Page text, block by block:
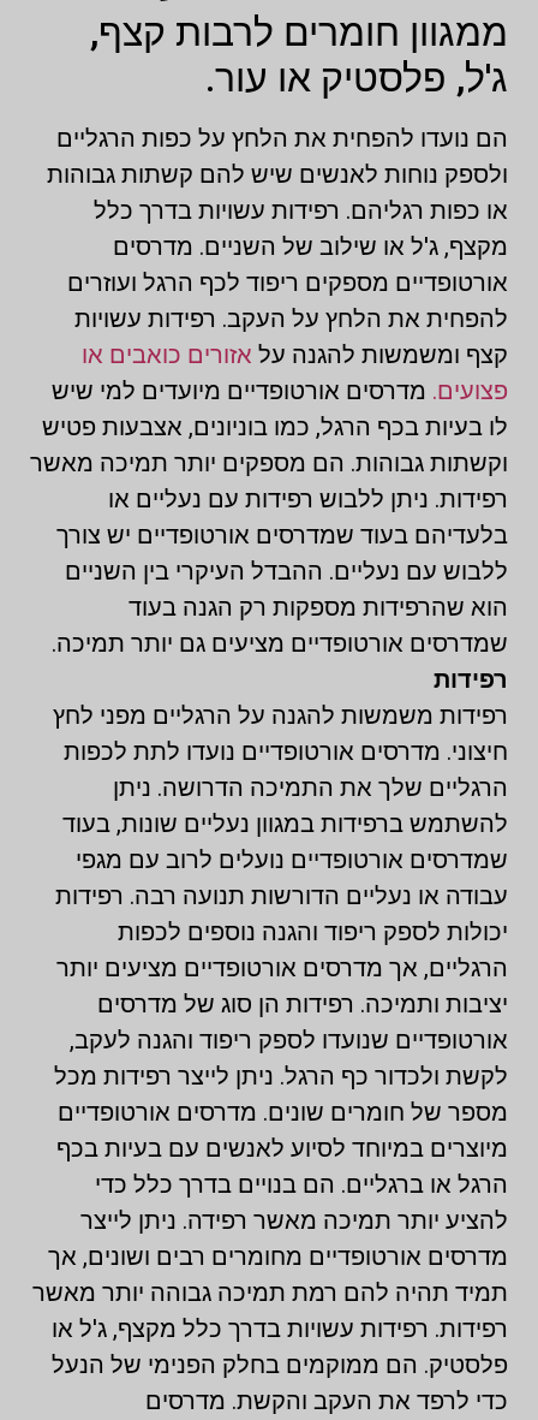
ממגוון חומרים לרבות קצף,
ג'ל, פלסטיק או עור.
הם נועדו להפחית את הלחץ על כפות הרגליים
ולספק נוחות לאנשים שיש להם קשתות גבוהות
או כפות רגליהם. רפידות עשויות בדרך כלל
מקצף, ג'ל או שילוב של השניים. מדרסים
אורטופדיים מספקים ריפוד לכף הרגל ועוזרים
להפחית את הלחץ על העקב. רפידות עשויות
קצף ומשמשות להגנה על אזורים כואבים או
פצועים. מדרסים אורטופדיים מיועדים למי שיש
לו בעיות בכף הרגל, כמו בוניונים, אצבעות פטיש
וקשתות גבוהות. הם מספקים יותר תמיכה מאשר
רפידות. ניתן ללבוש רפידות עם נעליים או
בלעדיהם בעוד שמדרסים אורטופדיים יש צורך
ללבוש עם נעליים. ההבדל העיקרי בין השניים
הוא שהרפידות מספקות רק הגנה בעוד
שמדרסים אורטופדיים מציעים גם יותר תמיכה.
רפידות
רפידות משמשות להגנה על הרגליים מפני לחץ
חיצוני. מדרסים אורטופדיים נועדו לתת לכפות
הרגליים שלך את התמיכה הדרושה. ניתן
להשתמש ברפידות במגוון נעליים שונות, בעוד
שמדרסים אורטופדיים נועלים לרוב עם מגפי
עבודה או נעליים הדורשות תנועה רבה. רפידות
יכולות לספק ריפוד והגנה נוספים לכפות
הרגליים, אך מדרסים אורטופדיים מציעים יותר
יציבות ותמיכה. רפידות הן סוג של מדרסים
אורטופדיים שנועדו לספק ריפוד והגנה לעקב,
לקשת ולכדור כף הרגל. ניתן לייצר רפידות מכל
מספר של חומרים שונים. מדרסים אורטופדיים
מיוצרים במיוחד לסיוע לאנשים עם בעיות בכף
הרגל או ברגליים. הם בנויים בדרך כלל כדי
להציע יותר תמיכה מאשר רפידה. ניתן לייצר
מדרסים אורטופדיים מחומרים רבים ושונים, אך
תמיד תהיה להם רמת תמיכה גבוהה יותר מאשר
רפידות. רפידות עשויות בדרך כלל מקצף, ג'ל או
פלסטיק. הם ממוקמים בחלק הפנימי של הנעל
כדי לרפד את העקב והקשת. מדרסים